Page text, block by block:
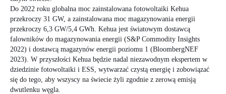
Do 2022 roku globalna moc zainstalowana fotowoltaiki Kehua
przekroczy 31 GW, a zainstalowana moc magazynowania energii
przekroczy 6,3 GW/5,4 GWh. Kehua jest światowym dostawcą
falowników do magazynowania energii (S&P Commodity Insights
2022) i dostawcą magazynów energii poziomu 1 (BloombergNEF
2023). W przyszłości Kehua będzie nadal niezawodnym ekspertem w
dziedzinie fotowoltaiki i ESS, wytwarzać czystą energię i zobowiązać
się do tego, aby wszyscy na świecie żyli zgodnie z zerową emisją
dwutlenku węgla.